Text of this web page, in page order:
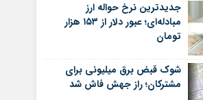
جدیدترین نرخ حواله ارز
مبادله‌ای؛ عبور دلار از ۱۵۳ هزار
تومان
شوک قبض برق میلیونی برای
مشترکان؛ راز جهش فاش شد